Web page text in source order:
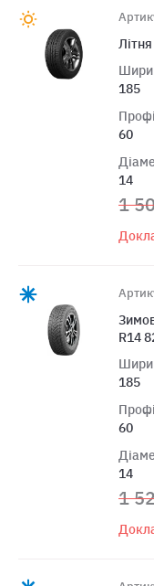
185
60
14
1
R14
185
60
14
1